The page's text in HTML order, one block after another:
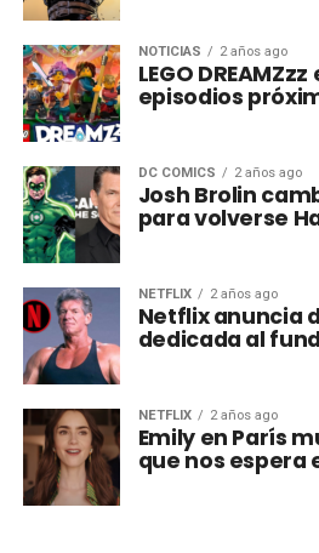
NOTICIAS 2 años ago
LEGO
episodios
DC COMICS 2 años ago
Josh Brolin
para volverse
NETFLIX 2 años ago
Netflix anuncia
dedicada al
NETFLIX 2 años ago
Emily en París
que nos espera